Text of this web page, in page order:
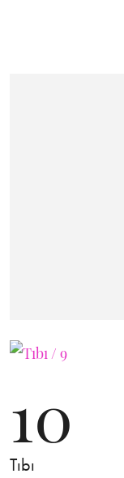
10
Tıbı